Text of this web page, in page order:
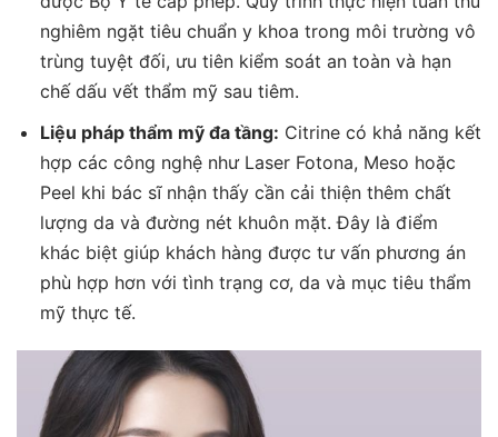
nghiêm ngặt tiêu chuẩn y khoa trong môi trường vô
trùng tuyệt đối, ưu tiên kiểm soát an toàn và hạn
chế dấu vết thẩm mỹ sau tiêm.
Liệu pháp thẩm mỹ đa tầng: Citrine có khả năng kết
hợp các công nghệ như Laser Fotona, Meso hoặc
Peel khi bác sĩ nhận thấy cần cải thiện thêm chất
lượng da và đường nét khuôn mặt. Đây là điểm
khác biệt giúp khách hàng được tư vấn phương án
phù hợp hơn với tình trạng cơ, da và mục tiêu thẩm
mỹ thực tế.